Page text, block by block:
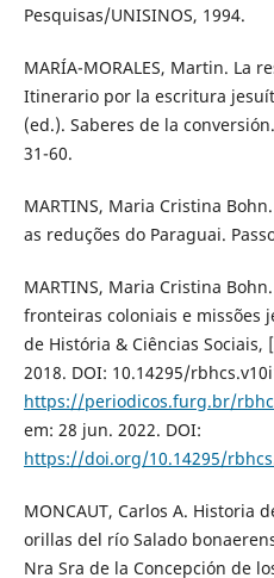
Pesquisas/UNISINOS, 1994.
MARÍA-MORALES, Martin. La
Itinerario por la escritura
(ed.). Saberes de la
31-60.
MARTINS, Maria Cristina
as reduções do Paraguai.
MARTINS, Maria Cristina
fronteiras coloniais e missões
de História & Ciências Sociais,
2018. DOI: 10.14295/
https://periodicos.furg.br/
em: 28 jun. 2022. DOI:
https://doi.org/10.14295/
MONCAUT, Carlos A. Historia
orillas del río Salado
Nra Sra de la Concepción de